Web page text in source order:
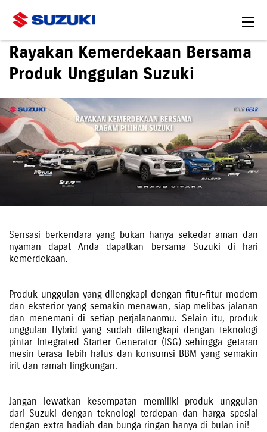
Rayakan Kemerdekaan Bersama
Produk Unggulan Suzuki
Sensasi berkendara yang bukan hanya sekedar aman dan
nyaman dapat Anda dapatkan bersama Suzuki di hari
kemerdekaan.
Produk unggulan yang dilengkapi dengan fitur-fitur modern
dan eksterior yang semakin menawan, siap melibas jalanan
dan menemani di setiap perjalananmu. Selain itu, produk
unggulan Hybrid yang sudah dilengkapi dengan teknologi
pintar Integrated Starter Generator (ISG) sehingga getaran
mesin terasa lebih halus dan konsumsi BBM yang semakin
irit dan ramah lingkungan.
Jangan lewatkan kesempatan memiliki produk unggulan
dari Suzuki dengan teknologi terdepan dan harga spesial
dengan extra hadiah dan bunga ringan hanya di bulan ini!